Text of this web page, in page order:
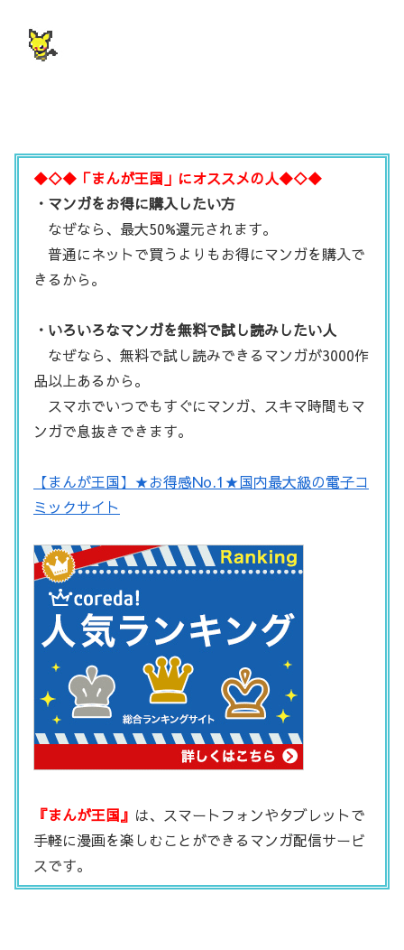
◆◇◆「まんが王国」にオススメの人◆◇◆
・マンガをお得に購入したい方
なぜなら、最大50%還元されます。
普通にネットで買うよりもお得にマンガを購入で
きるから。
・いろいろなマンガを無料で試し読みしたい人
なぜなら、無料で試し読みできるマンガが3000作
品以上あるから。
スマホでいつでもすぐにマンガ、スキマ時間もマ
ンガで息抜きできます。
【まんが王国】★お得感No.1★国内最大級の電子コ
ミックサイト
『まんが王国』 は、スマートフォンやタブレットで
手軽に漫画を楽しむことができるマンガ配信サービ
スです。